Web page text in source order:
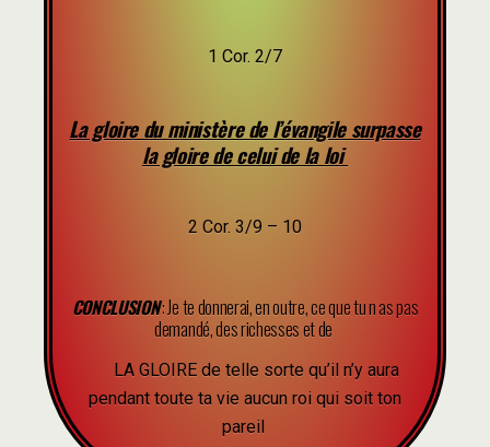
1 Cor. 2/7
La gloire du ministère de l’évangile surpasse
la gloire de celui de la loi
2 Cor. 3/9 – 10
CONCLUSION: Je te donnerai, en outre, ce que tu n as pas
demandé, des richesses et de
LA GLOIRE de telle sorte qu’il n’y aura
pendant toute ta vie aucun roi qui soit ton
pareil